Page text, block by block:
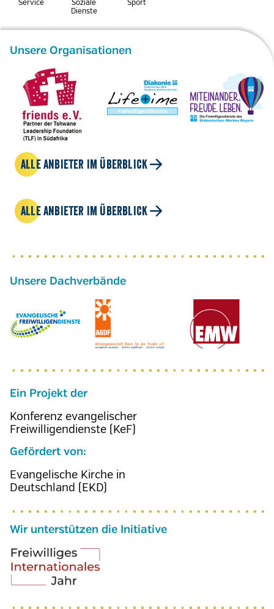
Service
Soziale
Dienste
Sport
Unsere Organisationen
ALLE ANBIETER IM ÜBERBLICK
ALLE ANBIETER IM ÜBERBLICK
Ein Projekt der
Konferenz evangelischer
Freiwilligendienste (KeF)
Gefördert von:
Evangelische Kirche in
Deutschland (EKD)
Wir unterstützen die Initiative